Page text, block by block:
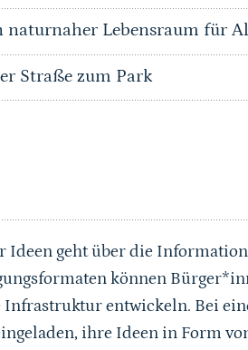
Lebensraum für
Straße zum Park
Ideen geht über die
können
entwickeln. Bei
ihre Ideen in Form